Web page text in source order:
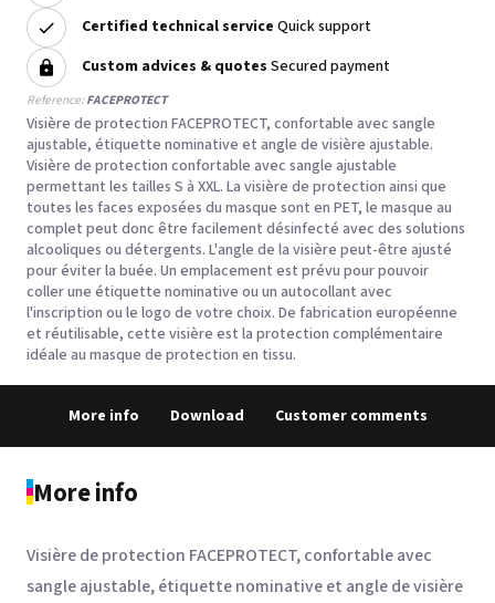
Certified technical service Quick support
Custom advices & quotes Secured payment
Reference:FACEPROTECT
Visière de protection FACEPROTECT, confortable avec sangle
ajustable, étiquette nominative et angle de visière ajustable.
Visière de protection confortable avec sangle ajustable
permettant les tailles S à XXL. La visière de protection ainsi que
toutes les faces exposées du masque sont en PET, le masque au
complet peut donc être facilement désinfecté avec des solutions
alcooliques ou détergents. L'angle de la visière peut-être ajusté
pour éviter la buée. Un emplacement est prévu pour pouvoir
coller une étiquette nominative ou un autocollant avec
l'inscription ou le logo de votre choix. De fabrication européenne
et réutilisable, cette visière est la protection complémentaire
idéale au masque de protection en tissu.
More info Download Customer comments
More info
Visière de protection FACEPROTECT, confortable avec
sangle ajustable, étiquette nominative et angle de visière